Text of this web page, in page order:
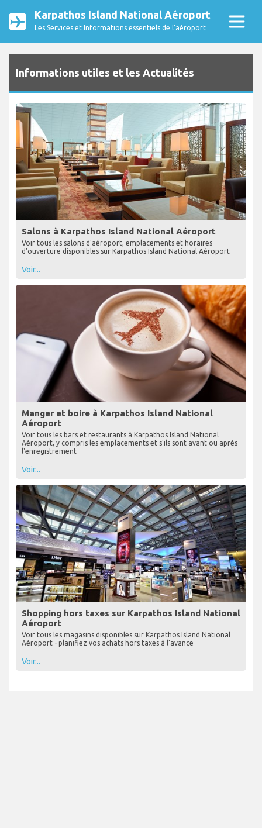
Karpathos Island National Aéroport
Les Services et Informations essentiels de l’aéroport
Informations utiles et les Actualités
Salons à Karpathos Island National Aéroport
Voir tous les salons d'aéroport, emplacements et horaires
d'ouverture disponibles sur Karpathos Island National Aéroport
Voir...
Manger et boire à Karpathos Island National
Aéroport
Voir tous les bars et restaurants à Karpathos Island National
Aéroport, y compris les emplacements et s'ils sont avant ou après
l'enregistrement
Voir...
Shopping hors taxes sur Karpathos Island National
Aéroport
Voir tous les magasins disponibles sur Karpathos Island National
Aéroport - planifiez vos achats hors taxes à l'avance
Voir...